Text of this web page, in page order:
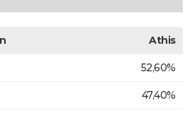
Athis
52,60%
47,40%